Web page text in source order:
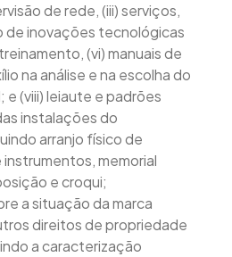
de rede, (iii) serviços,
de inovações tecnológicas
(vi) manuais de
na análise e na escolha do
(viii) leiaute e padrões
instalações do
arranjo físico de
memorial
e croqui;
a situação da marca
direitos de propriedade
a caracterização